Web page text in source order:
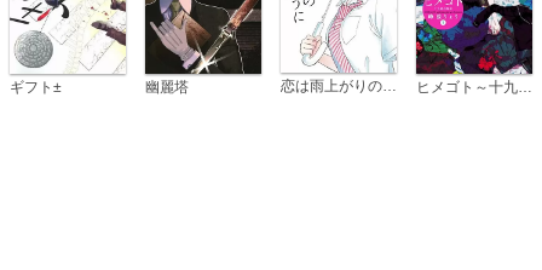
ギフト± 幽麗塔 恋は雨上がりのように